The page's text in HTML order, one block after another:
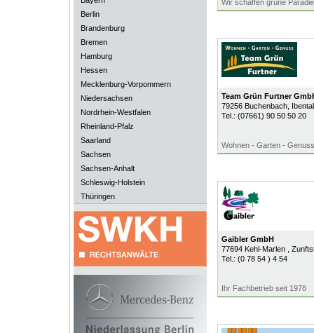
Berlin
Brandenburg
Bremen
Hamburg
Hessen
Mecklenburg-Vorpommern
Niedersachsen
Nordrhein-Westfalen
Rheinland-Pfalz
Saarland
Sachsen
Sachsen-Anhalt
Schleswig-Holstein
Thüringen
Wir schaffen grüne
Team Grün Furtner
79256 Buchenbach,
Tel.: (07661) 90 50 50 20
Wohnen - Garten - Genuss
Gaibler GmbH
77694 Kehl-Marlen
,
Tel.: (0 78 54 ) 4 54
Ihr Fachbetrieb seit 1978